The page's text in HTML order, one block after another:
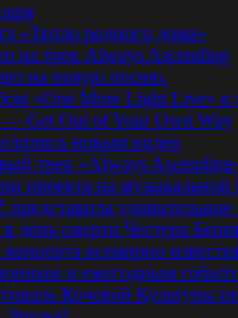
«Тепло родного дома»
на трек Always Ascending
на новую песню.
«One More Light Live» в
Get Out of Your Own Way
новым видео
трек «Always
проекта на
смерти Честера
всемирно
и ежегодным
Кочевой Культуры